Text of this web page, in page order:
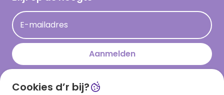
Acties
Persberichten
Hallmark en Kinderpostzegels
E-mailadres
Aanmelden
Download onze app
Cookies d’r bij?